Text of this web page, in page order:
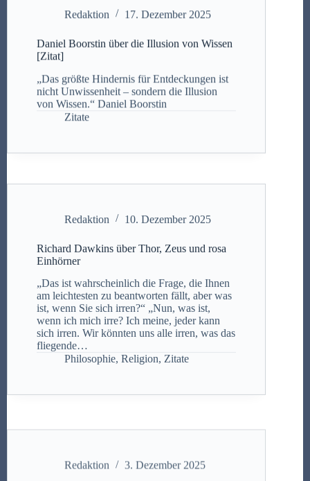
Redaktion 17. Dezember 2025
Daniel Boorstin über die Illusion von Wissen
[Zitat]
„Das größte Hindernis für Entdeckungen ist
nicht Unwissenheit – sondern die Illusion
von Wissen.“ Daniel Boorstin
Zitate
Redaktion 10. Dezember 2025
Richard Dawkins über Thor, Zeus und rosa
Einhörner
„Das ist wahrscheinlich die Frage, die Ihnen
am leichtesten zu beantworten fällt, aber was
ist, wenn Sie sich irren?“ „Nun, was ist,
wenn ich mich irre? Ich meine, jeder kann
sich irren. Wir könnten uns alle irren, was das
fliegende…
Philosophie Religion Zitate
Redaktion 3. Dezember 2025